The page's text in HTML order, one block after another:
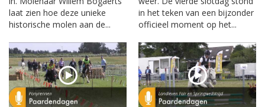
laat zien hoe deze unieke
historische molen aan de...
in het teken van een bijzonder
officieel moment op het...